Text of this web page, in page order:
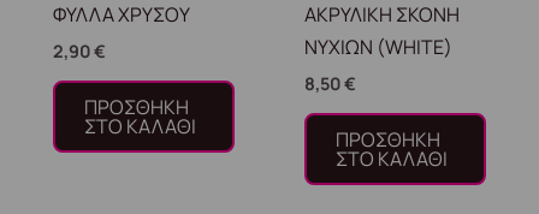
ΦΥΛΛΑ ΧΡΥΣΟΥ
2,90€
ΠΡΟΣΘΉΚΗ
ΣΤΟ ΚΑΛΆΘΙ
ΑΚΡΥΛΙΚΗ ΣΚΟΝΗ
ΝΥΧΙΩΝ (WHITE)
8,50€
ΠΡΟΣΘΉΚΗ
ΣΤΟ ΚΑΛΆΘΙ